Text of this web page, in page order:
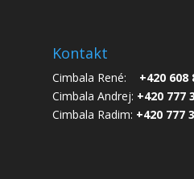
Kontakt
Cimbala René: +420 608
Cimbala Andrej: +420 777
Cimbala Radim: +420 777